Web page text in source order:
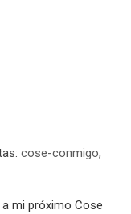
cose-conmigo,
mi próximo Cose